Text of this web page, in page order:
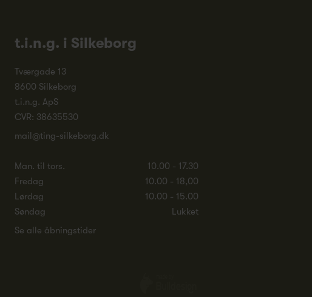
t.i.n.g. i Silkeborg
Tværgade 13
8600 Silkeborg
t.i.n.g. ApS
CVR: 38635530
mail@ting-silkeborg.dk
Man. til tors.
10.00 - 17.30
Fredag
10.00 - 18,00
Lørdag
10.00 - 15.00
Søndag
Lukket
Se alle åbningstider